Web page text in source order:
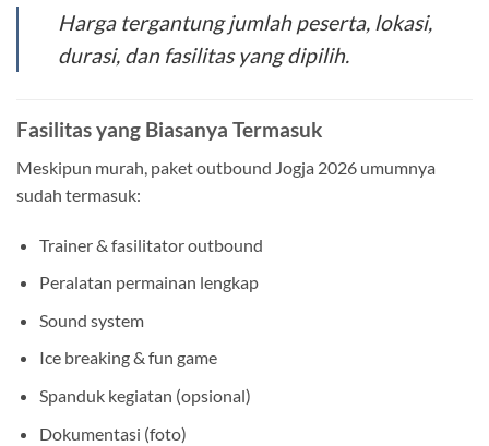
Harga tergantung jumlah peserta, lokasi,
durasi, dan fasilitas yang dipilih.
Fasilitas yang Biasanya Termasuk
Meskipun murah, paket outbound Jogja 2026 umumnya
sudah termasuk:
Trainer & fasilitator outbound
Peralatan permainan lengkap
Sound system
Ice breaking & fun game
Spanduk kegiatan (opsional)
Dokumentasi (foto)